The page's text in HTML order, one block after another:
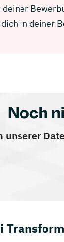
in deiner
Noch
unserer